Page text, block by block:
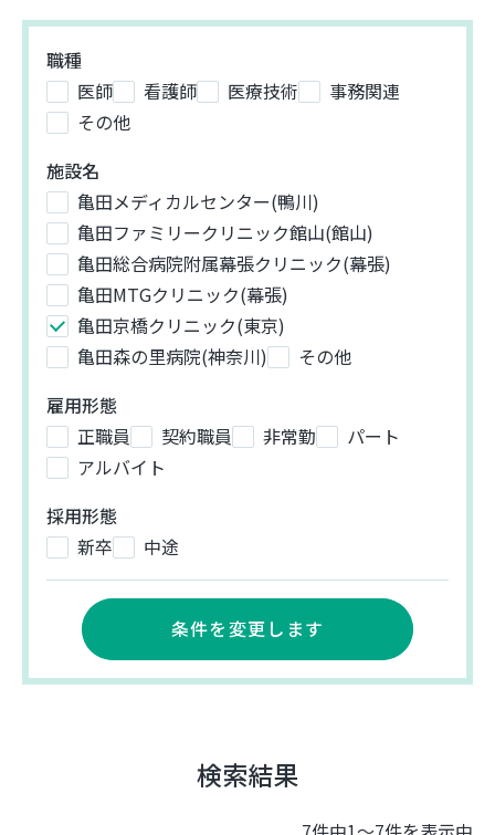
職種
医師
看護師 医療技術
事務関連
その他
施設名
亀田メディカルセンター(鴨川)
亀田ファミリークリニック館山(館山)
亀田総合病院附属幕張クリニック(幕張)
亀田MTGクリニック(幕張)
亀田京橋クリニック(東京)
亀田森の里病院(神奈川)
その他
雇用形態
正職員
契約職員 非常勤
パート
アルバイト
採用形態
新卒
中途
条件を変更します
検索結果